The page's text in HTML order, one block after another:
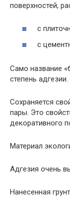
поверхностей,
с
с
Само название
степень адгезии.
Сохраняется
пары. Это
декоративного
Материал
Адгезия очень
Нанесенная